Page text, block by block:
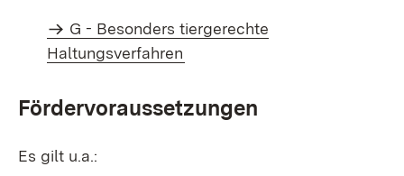
G - Besonders tiergerechte
Haltungsverfahren
Fördervoraussetzungen
Es gilt u.a.: